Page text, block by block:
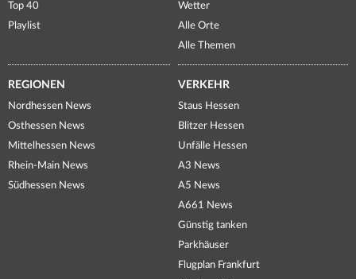
Top 40
Playlist
Wetter
Alle Orte
Alle Themen
REGIONEN
Nordhessen News
Osthessen News
Mittelhessen News
Rhein-Main News
Südhessen News
VERKEHR
Staus Hessen
Blitzer Hessen
Unfälle Hessen
A3 News
A5 News
A661 News
Günstig tanken
Parkhäuser
Flugplan Frankfurt